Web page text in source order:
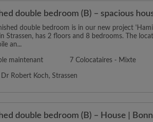
double bedroom (B) – spacious
double bedroom is in our new project
Strassen, has 2 floors and 8 bedrooms. The
an...
maintenant 7 Colocataires - Mixte
Dr Robert Koch, Strassen
double bedroom (B) – House |